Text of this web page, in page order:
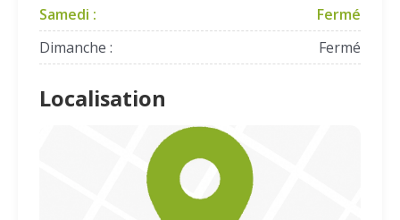
Samedi :
Fermé
Dimanche :
Fermé
Localisation